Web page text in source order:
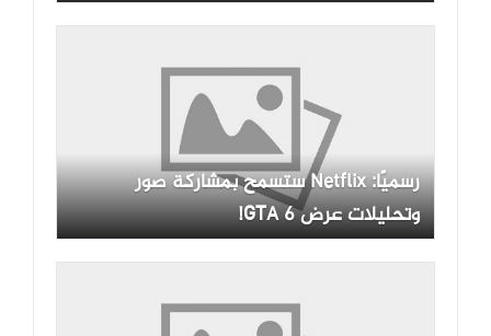
رسميًا: Netflix ستسمح بمشاركة صور
وتحليلات عرض GTA 6!